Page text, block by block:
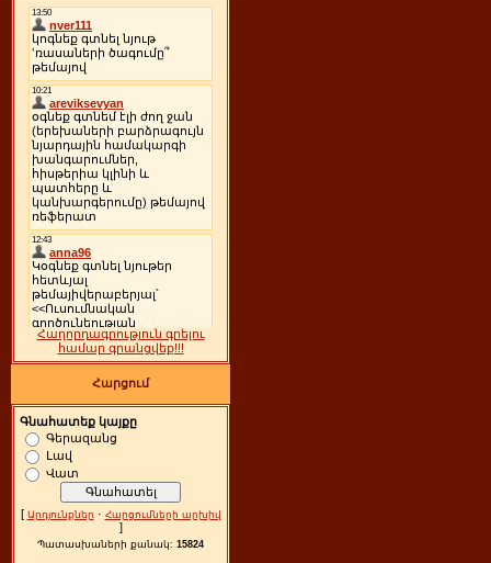
Հաղորդագրություն գրելու
համար գրանցվեք!!!
Հարցում
Գնահատեք կայքը
Գերազանց
Լավ
Վատ
[ Արդյունքներ · Հարցումների արխիվ
]
Պատասխաների քանակ: 15824